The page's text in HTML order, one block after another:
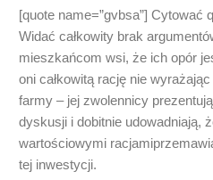
[quote name=”gvbsa”] Cytować
Widać całkowity brak
mieszkańcom wsi, że ich opór
oni całkowitą rację nie
farmy – jej zwolennicy
dyskusji i dobitnie udowadniają,
wartościowymi
tej inwestycji.